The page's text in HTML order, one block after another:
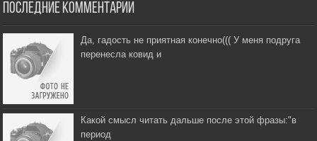
Последние комментарии
Да, гадость не приятная конечно((( У меня подруга
перенесла ковид и
Какой смысл читать дальше после этой фразы:"в
период